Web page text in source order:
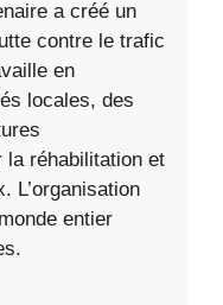
a créé un
contre le trafic
en
locales, des
la réhabilitation et
L’organisation
entier